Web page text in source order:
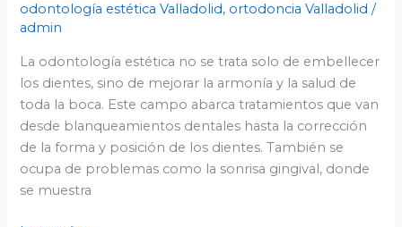
odontología estética Valladolid, ortodoncia Valladolid /
admin
La odontología estética no se trata solo de embellecer
los dientes, sino de mejorar la armonía y la salud de
toda la boca. Este campo abarca tratamientos que van
desde blanqueamientos dentales hasta la corrección
de la forma y posición de los dientes. También se
ocupa de problemas como la sonrisa gingival, donde
se muestra